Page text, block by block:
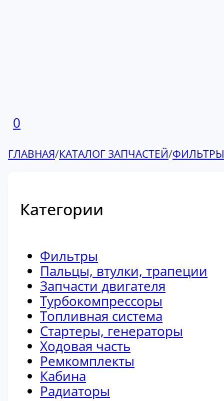
0
ГЛАВНАЯ/КАТАЛОГ ЗАПЧАСТЕЙ/ФИЛЬТРЫ
Категории
Фильтры
Пальцы, втулки, трапеции
Запчасти двигателя
Турбокомпрессоры
Топливная система
Стартеры, генераторы
Ходовая часть
Ремкомплекты
Кабина
Радиаторы